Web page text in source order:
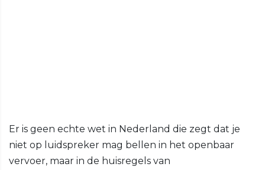
Er is geen echte wet in Nederland die zegt dat je
niet op luidspreker mag bellen in het openbaar
vervoer, maar in de huisregels van